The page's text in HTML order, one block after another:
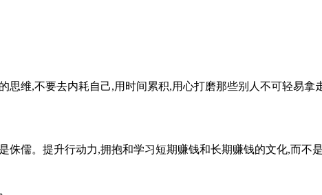
维,不要去内耗自己,用时间累积,用心打磨那些别人不可轻易拿
儒。提升行动力,拥抱和学习短期赚钱和长期赚钱的文化,而不